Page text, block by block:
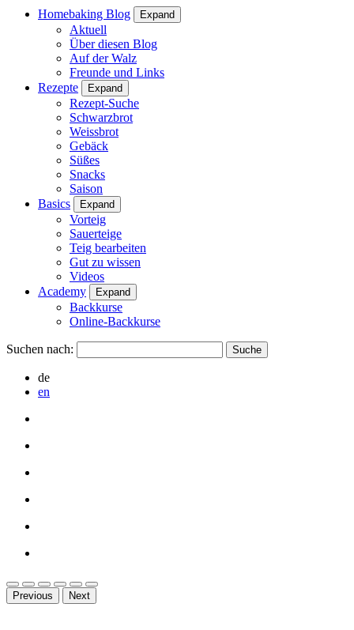
Homebaking Blog Expand
Aktuell
Über diesen Blog
Auf der Walz
Freunde und Links
Rezepte
Expand
Rezept-Suche
Schwarzbrot
Weissbrot
Gebäck
Süßes
Snacks
Saison
Basics
Expand
Vorteig
Sauerteige
Teig bearbeiten
Gut zu wissen
Videos
Academy
Expand
Backkurse
Online-Backkurse
Suchen nach:
de
en
Previous Next